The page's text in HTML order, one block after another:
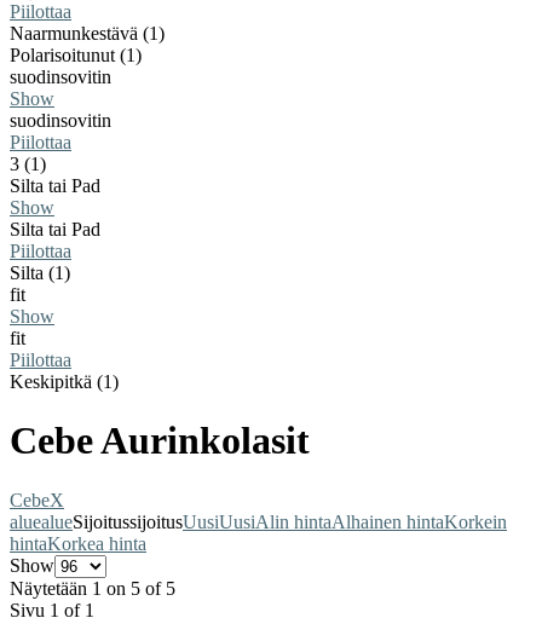
Piilottaa
Naarmunkestävä (1)
Polarisoitunut (1)
suodinsovitin
Show
suodinsovitin
Piilottaa
3 (1)
Silta tai Pad
Show
Silta tai Pad
Piilottaa
Silta (1)
fit
Show
fit
Piilottaa
Keskipitkä (1)
Cebe Aurinkolasit
CebeX
aluealueSijoitussijoitusUusiUusiAlin hintaAlhainen hintaKorkein
hintaKorkea hinta
Show
Näytetään 1 on 5 of 5
Sivu 1 of 1